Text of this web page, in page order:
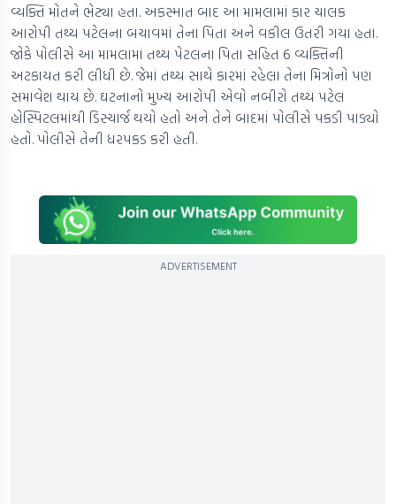
વ્યક્તિ મોતને ભેટ્યા હતા. અકસ્માત બાદ આ મામલામાં કાર ચાલક
આરોપી તથ્ય પટેલના બચાવમાં તેના પિતા અને વકીલ ઉતરી ગયા હતા.
જોકે પોલીસે આ મામલામાં તથ્ય પેટલના પિતા સહિત 6 વ્યક્તિની
અટકાયત કરી લીધી છે. જેમાં તથ્ય સાથે કારમાં રહેલા તેના મિત્રોનો પણ
સમાવેશ થાય છે. ઘટનાનો મુખ્ય આરોપી એવો નબીરો તથ્ય પટેલ
હોસ્પિટલમાંથી ડિસ્ચાર્જ થયો હતો અને તેને બાદમાં પોલીસે પકડી પાડ્યો
હતો. પોલીસે તેની ધરપકડ કરી હતી.
ADVERTISEMENT